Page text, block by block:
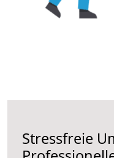
Stressfreie